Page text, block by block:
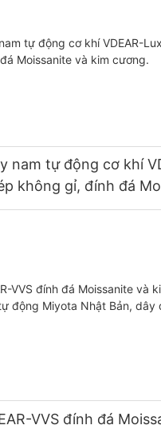
nam tự động cơ khí
không gỉ, đính đá
VVS đính đá